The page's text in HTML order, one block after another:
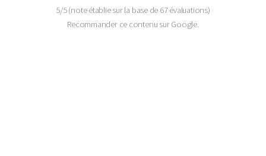
5/5(note établie sur la base de 67évaluations)
Recommander ce contenu sur Google.